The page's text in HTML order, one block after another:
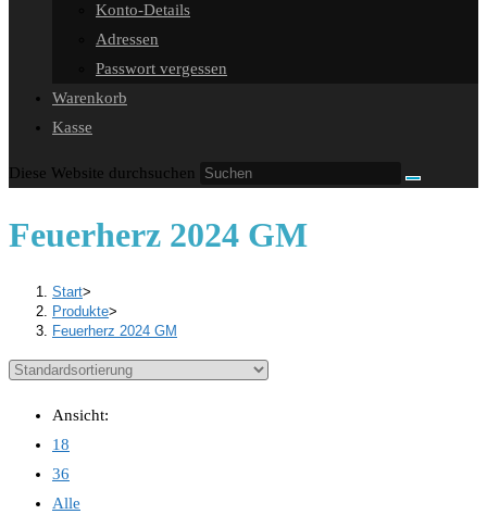
Konto-Details
Adressen
Passwort vergessen
Warenkorb
Kasse
Diese Website durchsuchen
Feuerherz 2024 GM
Start>
Produkte>
Feuerherz 2024 GM
Ansicht:
18
36
Alle